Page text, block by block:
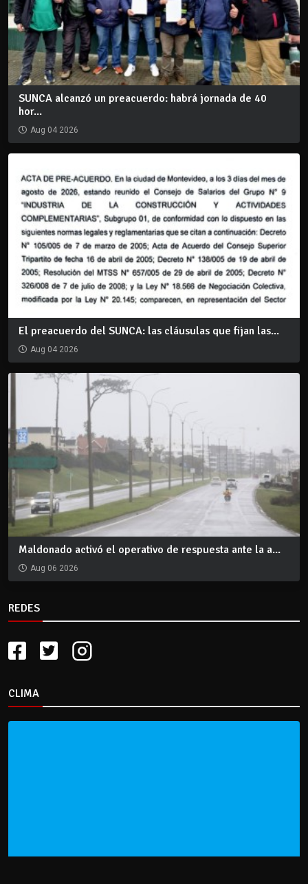
SUNCA alcanzó un preacuerdo: habrá jornada de 40
hor...
Aug 04 2026
El preacuerdo del SUNCA: las cláusulas que fijan las...
Aug 04 2026
Maldonado activó el operativo de respuesta ante la a...
Aug 06 2026
REDES
CLIMA